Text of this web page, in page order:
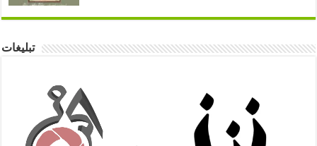
تبلیغات